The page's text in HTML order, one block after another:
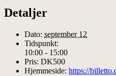
Detaljer
Dato: september 12
Tidspunkt:
10:00 - 15:00
Pris: DK500
Hjemmeside: https://